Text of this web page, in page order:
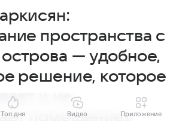
пространства с
— удобное,
решение, которое
и не
помещение»
Топ дня Видео Приложение